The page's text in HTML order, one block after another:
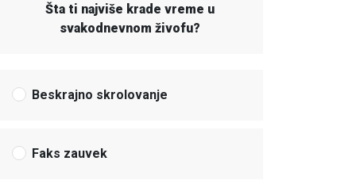
Šta ti najviše krade vreme u
svakodnevnom živofu?
Beskrajno skrolovanje
Faks zauvek